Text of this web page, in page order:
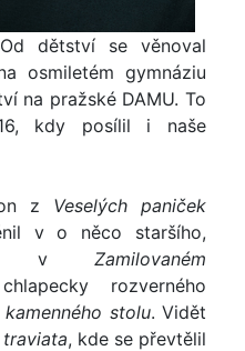
dětství se věnoval
osmiletém gymnáziu
na pražské DAMU. To
kdy posílil i naše
z Veselých paniček
v o něco staršího,
v Zamilovaném
rozverného
stolu. Vidět
traviata, kde se převtělil